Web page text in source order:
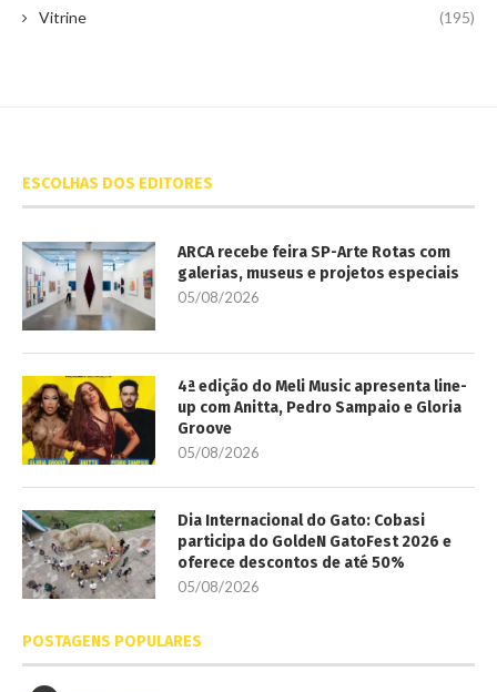
Vitrine (195)
ESCOLHAS DOS EDITORES
ARCA recebe feira SP-Arte Rotas com
galerias, museus e projetos especiais
05/08/2026
4ª edição do Meli Music apresenta line-
up com Anitta, Pedro Sampaio e Gloria
Groove
05/08/2026
Dia Internacional do Gato: Cobasi
participa do GoldeN GatoFest 2026 e
oferece descontos de até 50%
05/08/2026
POSTAGENS POPULARES